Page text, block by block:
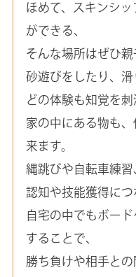
ほめて、スキンシ
ができる、
そんな場所はぜひ親
砂遊びをしたり、
どの体験も知覚を刺
家の中にある物も
来ます。
縄跳びや自転車練
認知や技能獲得につ
自宅の中でもボー
することで、
勝ち負けや相手と